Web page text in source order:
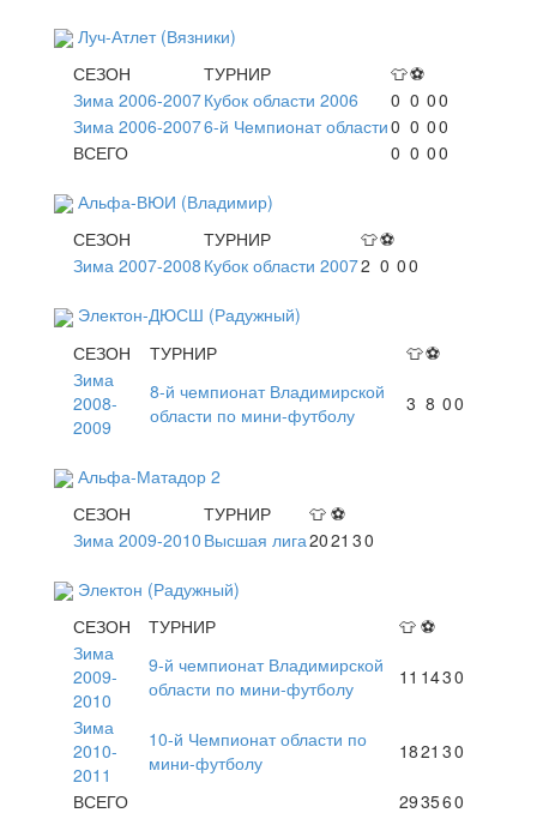
Луч-Атлет (Вязники)
СЕЗОН
ТУРНИР 👕⚽
Зима 2006-2007Кубок области 2006 0 0 00
Зима 2006-20076-й Чемпионат области0 0 00
ВСЕГО
0 0 00
Альфа-ВЮИ (Владимир)
СЕЗОН
ТУРНИР 👕⚽
Зима 2007-2008 Кубок области 20072 0 00
Электон-ДЮСШ (Радужный)
СЕЗОН
ТУРНИР 👕⚽
Зима
2008-
2009
8-й чемпионат Владимирской
области по мини-футболу
3 8 00
Альфа-Матадор 2
СЕЗОН
ТУРНИР 👕 ⚽
Зима 2009-2010 Высшая лига2021 30
Электон (Радужный)
СЕЗОН
ТУРНИР 👕 ⚽
Зима
2009-
2010
9-й чемпионат Владимирской
области по мини-футболу
11 1430
Зима
2010-
2011
10-й Чемпионат области по
мини-футболу
1821 30
ВСЕГО 293560